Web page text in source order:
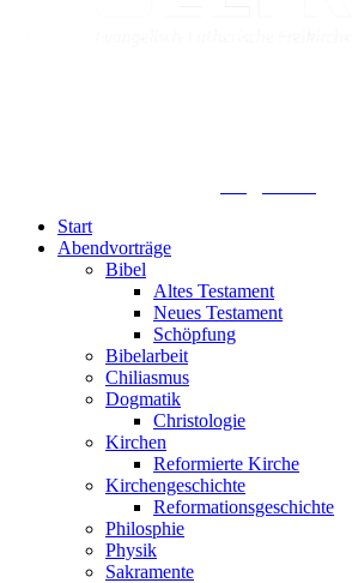
Start
Abendvorträge
Bibel
Altes Testament
Neues Testament
Schöpfung
Bibelarbeit
Chiliasmus
Dogmatik
Christologie
Kirchen
Reformierte Kirche
Kirchengeschichte
Reformationsgeschichte
Philosphie
Physik
Sakramente